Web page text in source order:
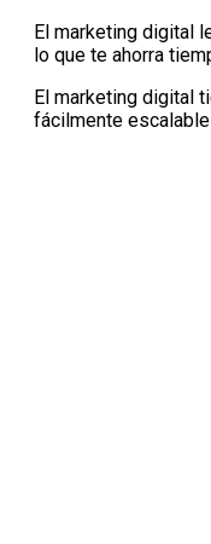
El marketing digital
lo que te ahorra
El marketing digital
fácilmente